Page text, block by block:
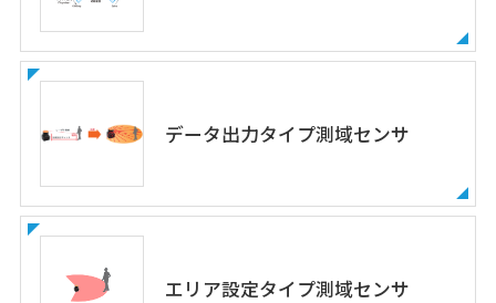
データ出力タイプ測域センサ
エリア設定タイプ測域センサ